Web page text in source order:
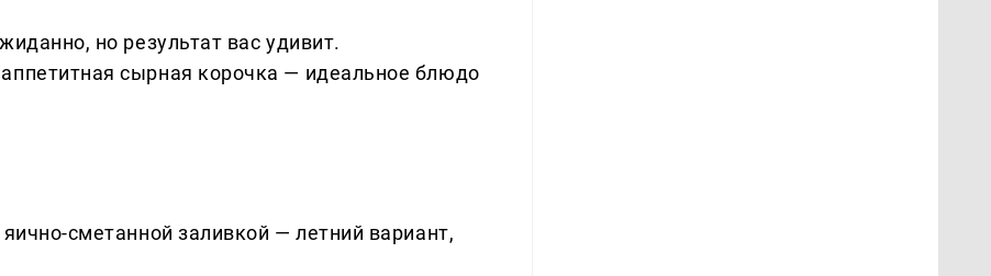
но результат вас удивит.
сырная корочка — идеальное блюдо
сметанной заливкой — летний вариант,